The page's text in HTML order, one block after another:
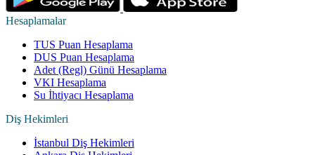
Hesaplamalar
TUS Puan Hesaplama
DUS Puan Hesaplama
Adet (Regl) Günü Hesaplama
VKI Hesaplama
Su İhtiyacı Hesaplama
Diş Hekimleri
İstanbul Diş Hekimleri